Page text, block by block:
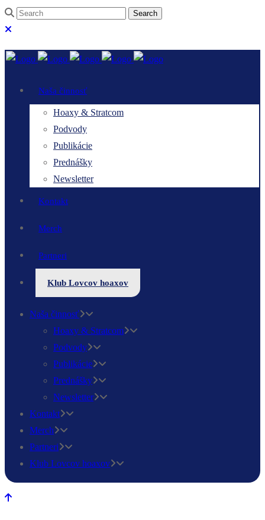
Naša činnosť
Hoaxy & Stratcom
Podvody
Publikácie
Prednášky
Newsletter
Kontakt
Merch
Partneri
Klub Lovcov hoaxov
Naša činnosť
Hoaxy & Stratcom
Podvody
Publikácie
Prednášky
Newsletter
Kontakt
Merch
Partneri
Klub Lovcov hoaxov